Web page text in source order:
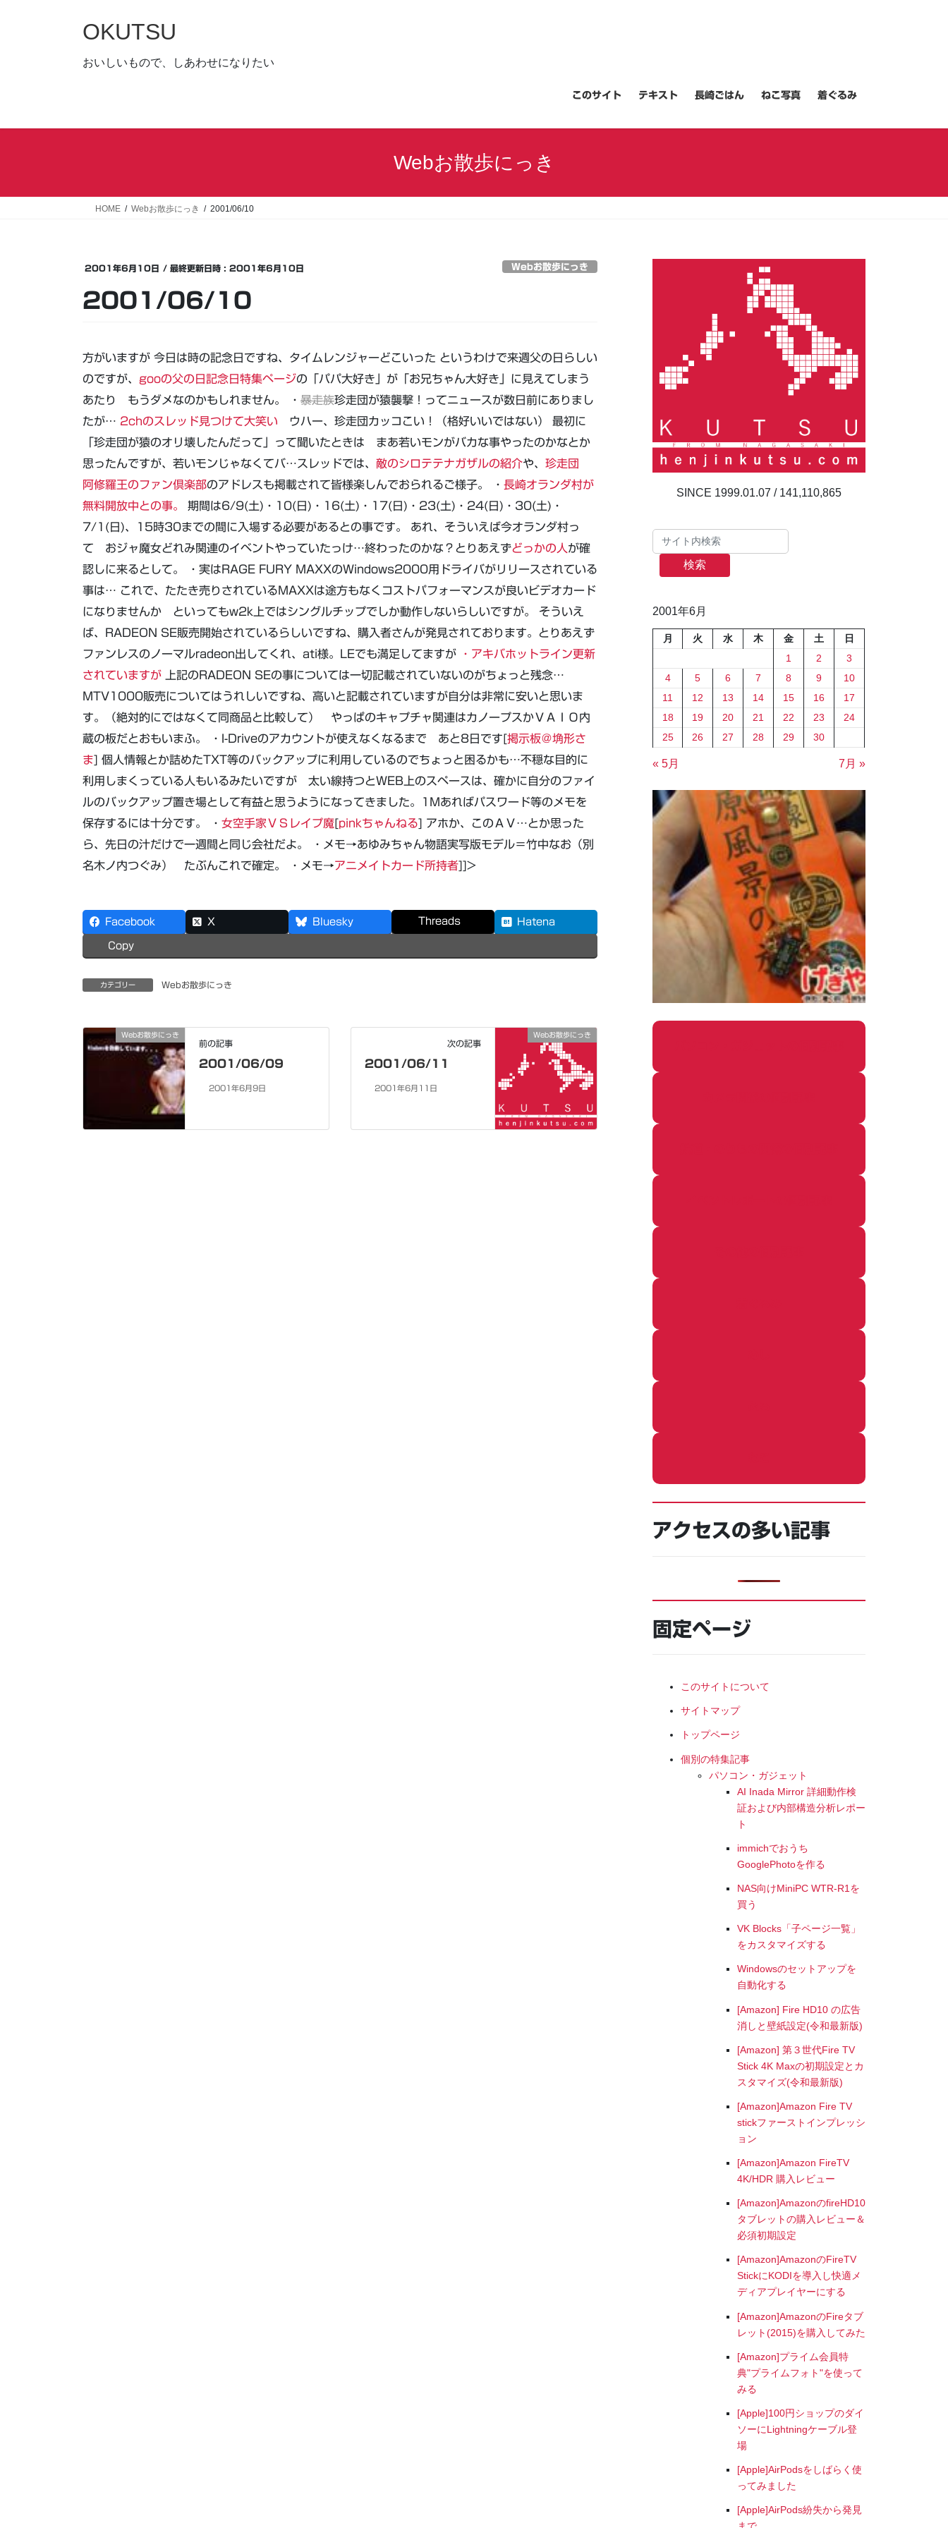
キ
に
OKUTSU
おいしいもので、しあわせになりたい
このサイト テキスト 長崎ごはん ねこ写真 着ぐるみ
Webお散歩にっき
HOME Webお散歩にっき 2001/06/10
2001年6月10日 / 最終更新日時 : 2001年6月10日 Webお散歩にっき
2001/06/10
方がいますが 今日は時の記念日ですね、タイムレンジャーどこいった というわけで来週父の日らしい
のですが、 gooの父の日記念日特集ページの「パパ大好き」が「お兄ちゃん大好き」に見えてしまう
あたり もうダメなのかもしれません。 ・ 暴走族珍走団が猿襲撃！ってニュースが数日前にありまし
たが… 2chのスレッド見つけて大笑い ウハー、珍走団カッコこい！（格好いいではない） 最初に
「珍走団が猿のオリ壊したんだって」って聞いたときは まあ若いモンがバカな事やったのかなとか
思ったんですが、若いモンじゃなくてバ…スレッドでは、 敵のシロテテナガザルの紹介や、 珍走団
阿修羅王のファン倶楽部のアドレスも掲載されて皆様楽しんでおられるご様子。 ・ 長崎オランダ村が
無料開放中との事。
期間は6/9(土)・10(日)・16(土)・17(日)・23(土)・24(日)・30(土)・
7/1(日)、15時30までの間に入場する必要があるとの事です。 あれ、そういえば今オランダ村っ
て おジャ魔女どれみ関連のイベントやっていたっけ…終わったのかな？とりあえずどっかの人 が確
認しに来るとして。 ・実はRAGE FURY MAXXのWindows2000用ドライバがリリースされている
事は… これで、たたき売りされているMAXXは途方もなくコストパフォーマンスが良いビデオカード
になりませんか といってもw2k上ではシングルチップでしか動作しないらしいですが。 そういえ
ば、RADEON SE販売開始されているらしいですね、購入者さんが発見されております。とりあえず
ファンレスのノーマルradeon出してくれ、ati様。LEでも満足してますが
・アキバホットライン更新
されていますが 上記のRADEON SEの事については一切記載されていないのがちょっと残念…
MTV1000販売についてはうれしいですね、高いと記載されていますが自分は非常に安いと思いま
す。（絶対的にではなくて同商品と比較して） やっぱのキャプチャ関連はカノープスかＶＡＩＯ内
蔵の板だとおもいまふ。 ・I-Driveのアカウントが使えなくなるまで あと8日です[掲示板＠埆形さ
ま] 個人情報とか詰めたTXT等のバックアップに利用しているのでちょっと困るかも…不穏な目的に
利用しまくっている人もいるみたいですが 太い線持つとWEB上のスペースは、確かに自分のファイ
ルのバックアップ置き場として有益と思うようになってきました。1Mあればパスワード等のメモを
保存するには十分です。 ・ 女空手家ＶＳレイプ魔[pinkちゃんねる] アホか、このＡＶ…とか思った
ら、先日の汁だけで一週間と同じ会社だよ。 ・メモ→あゆみちゃん物語実写版モデル＝竹中なお（別
名木ノ内つぐみ） たぶんこれで確定。 ・メモ→アニメイトカード所持者]]>
Facebook X Bluesky Threads Hatena
Copy
カテゴリー Webお散歩にっき
Webお散歩にっき
前の記事
2001/06/09
2001年6月9日
Webお散歩にっき
次の記事
2001/06/11
2001年6月11日
141,110,865
検索
2001年6月
月 火 水 木 金 土
日
1
2
3
4
5 6 7 8 9
10
11
12 13 14 15 16
17
18
19 20 21 22 23
24
25
26 27 28 29 30
« 5月 7月 »
アクセスの多い記事
固定ページ
このサイトについて
サイトマップ
トップページ
個別の特集記事
パソコン・ガジェット
AI Inada Mirror 詳細動作検
証および内部構造分析レポー
ト
immichでおうち
GooglePhotoを作る
NAS向けMiniPC WTR-R1を
買う
VK Blocks「子ページ一覧」
をカスタマイズする
Windowsのセットアップを
自動化する
[Amazon] Fire HD10 の広告
消しと壁紙設定(令和最新版)
[Amazon] 第３世代Fire TV
Stick 4K Maxの初期設定とカ
スタマイズ(令和最新版)
[Amazon]Amazon Fire TV
stickファーストインプレッシ
ョン
[Amazon]Amazon FireTV
4K/HDR 購入レビュー
[Amazon]AmazonのfireHD10
タブレットの購入レビュー＆
必須初期設定
[Amazon]AmazonのFireTV
StickにKODIを導入し快適メ
ディアプレイヤーにする
[Amazon]AmazonのFireタブ
レット(2015)を購入してみた
[Amazon]プライム会員特
典"プライムフォト"を使って
みる
[Apple]100円ショップのダイ
ソーにLightningケーブル登
場
[Apple]AirPodsをしばらく使
ってみました
[Apple]AirPods紛失から発見